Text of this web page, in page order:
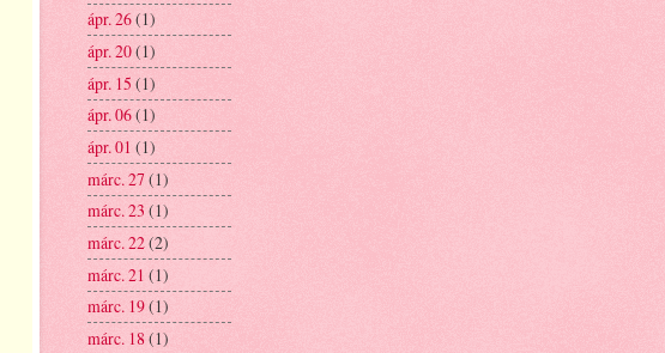
ápr. 26(1)
ápr. 20(1)
ápr. 15 (1)
ápr. 06(1)
ápr. 01 (1)
márc. 27(1)
márc. 23 (1)
márc. 22(2)
márc. 21 (1)
márc. 19(1)
márc. 18 (1)